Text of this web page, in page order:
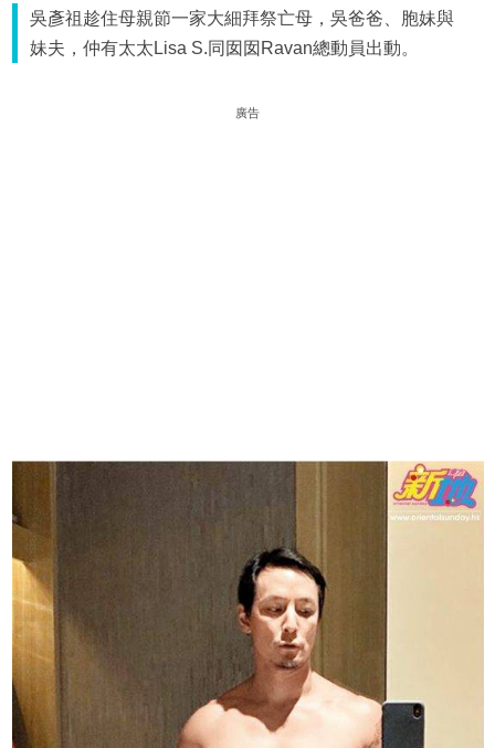
吳彥祖趁住母親節一家大細拜祭亡母，吳爸爸、胞妹與
妹夫，仲有太太Lisa S.同囡囡Ravan總動員出動。
廣告